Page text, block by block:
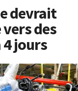
devrait
des
4 jours